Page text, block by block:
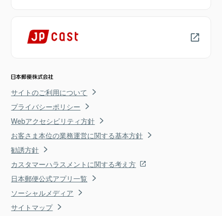
サイトのご利用について
プライバシーポリシー
Webアクセシビリティ方針
お客さま本位の業務運営に関する基本方針
勧誘方針
カスタマーハラスメントに関する考え方
日本郵便公式アプリ一覧
ソーシャルメディア
サイトマップ